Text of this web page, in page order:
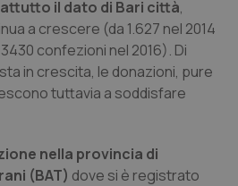
di Trento
& Rettocolite Ulcerosa
patologie neurodegenerative
il dato di Bari città,
a crescere (da 1.627 nel 2014
confezioni nel 2016). Di
in crescita, le donazioni, pure
tuttavia a soddisfare
nella provincia di
(BAT) dove si è registrato